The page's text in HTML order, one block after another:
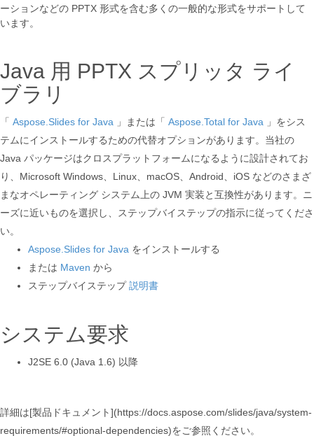
ーションなどの PPTX 形式を含む多くの一般的な形式をサポートして
います。
Java 用 PPTX スプリッタ ライ
ブラリ
「 Aspose.Slides for Java 」または「 Aspose.Total for Java 」をシス
テムにインストールするための代替オプションがあります。当社の
Java パッケージはクロスプラットフォームになるように設計されてお
り、Microsoft Windows、Linux、macOS、Android、iOS などのさまざ
まなオペレーティング システム上の JVM 実装と互換性があります。ニ
ーズに近いものを選択し、ステップバイステップの指示に従ってくださ
い。
Aspose.Slides for Java をインストールする
または Maven から
ステップバイステップ説明書
システム要求
J2SE 6.0 (Java 1.6) 以降
詳細は[製品ドキュメント](https://docs.aspose.com/slides/java/system-
requirements/#optional-dependencies)をご参照ください。